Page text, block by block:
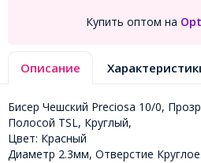
Купить оптом на
Описание
Бисер Чешский Preciosa 10/0,
Полосой TSL, Круглый,
Цвет: Красный
Диаметр 2.3мм, Отверстие Круглое.